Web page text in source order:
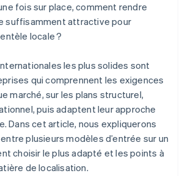
de Stripe Payments, plus de
et remises partenaires
fois sur place, comment rendre
suffisamment attractive pour
locale ?
les plus solides sont
qui comprennent les exigences
marché, sur les plans structurel,
puis adaptent leur approche
Dans cet article, nous expliquerons
plusieurs modèles d’entrée sur un
choisir le plus adapté et les points à
de localisation.